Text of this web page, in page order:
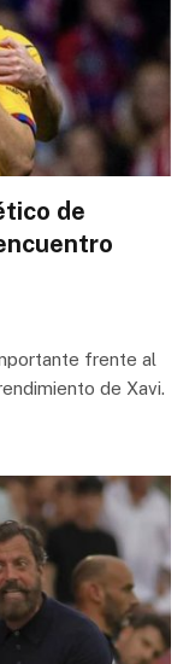
de
frente al
de Xavi.